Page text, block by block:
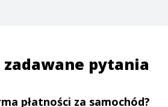
pytania
płatności za samochód?